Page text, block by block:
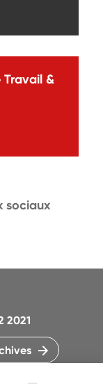
&
2021
sociaux